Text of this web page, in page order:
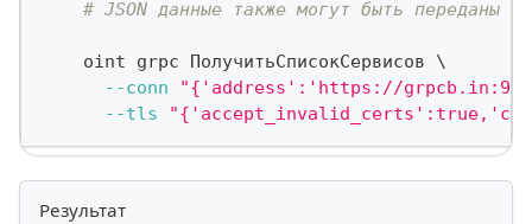
# JSON данные также могут быть переданы
    oint grpc ПолучитьСписокСервисов
\
--conn
"{'address':'https://
--tls
Результат